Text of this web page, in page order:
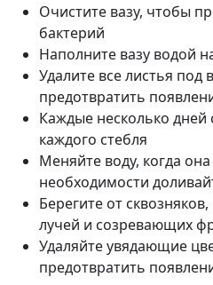
Очистите вазу, чтобы
бактерий
Наполните вазу водой
Удалите все листья под
предотвратить
Каждые несколько дней
каждого стебля
Меняйте воду, когда
необходимости
Берегите от
лучей и созревающих
Удаляйте увядающие
предотвратить